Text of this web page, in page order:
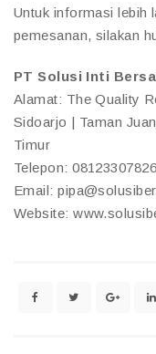
Untuk informasi lebih
pemesanan, silakan
PT Solusi Inti
Alamat: The Quality
Sidoarjo | Taman
Timur
Telepon:
Email:
Website: